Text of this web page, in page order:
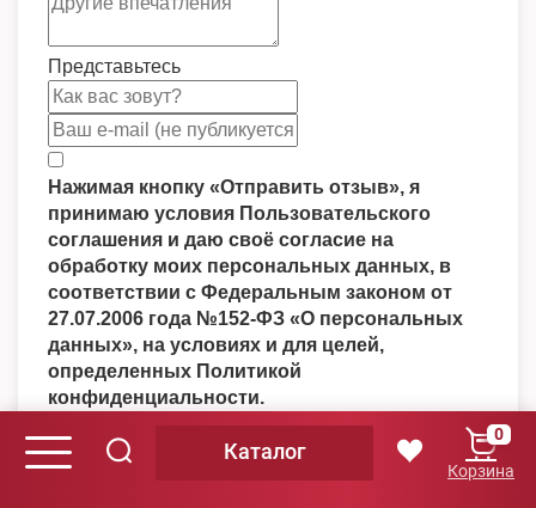
Представьтесь
Нажимая кнопку «Отправить отзыв», я
принимаю условия Пользовательского
соглашения и даю своё согласие на
обработку моих персональных данных, в
соответствии с Федеральным законом от
27.07.2006 года №152-ФЗ «О персональных
данных», на условиях и для целей,
определенных Политикой
конфиденциальности.
Для продолжения вы должны принять условия
Пользовательского соглашения
Каталог
0
Корзина